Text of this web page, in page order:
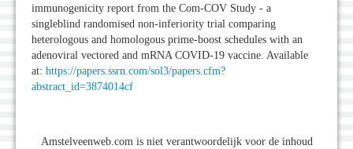
immunogenicity report from the Com-COV Study - a
singleblind randomised non-inferiority trial comparing
heterologous and homologous prime-boost schedules with an
adenoviral vectored and mRNA COVID-19 vaccine. Available
at: https://papers.ssrn.com/sol3/papers.cfm?
abstract_id=3874014cf
Amstelveenweb.com is niet verantwoordelijk voor de inhoud